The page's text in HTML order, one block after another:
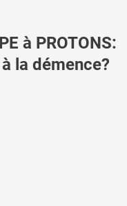
à PROTONS:
la démence?